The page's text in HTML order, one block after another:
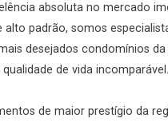
absoluta no mercado
alto padrão, somos
desejados condomínios
de vida incomparável.
de maior prestígio da
Fazer